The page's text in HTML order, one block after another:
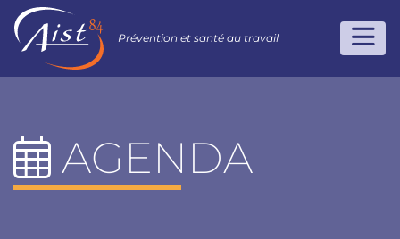
Prévention et santé au travail
AGENDA